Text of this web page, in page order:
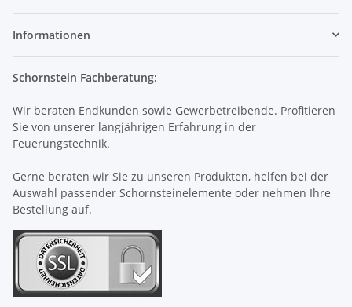
Informationen
Schornstein Fachberatung:
Wir beraten Endkunden sowie Gewerbetreibende. Profitieren
Sie von unserer langjährigen Erfahrung in der
Feuerungstechnik.
Gerne beraten wir Sie zu unseren Produkten, helfen bei der
Auswahl passender Schornsteinelemente oder nehmen Ihre
Bestellung auf.